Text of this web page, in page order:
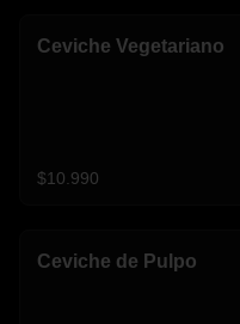
Ceviche Vegetariano
$10.990
Ceviche de Pulpo